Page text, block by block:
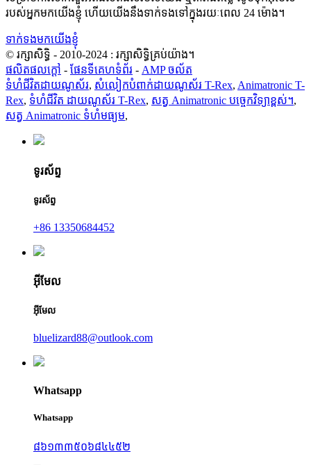
របស់អ្នកមកយើងខ្ញុំ ហើយយើងនឹងទាក់ទងទៅក្នុងរយៈពេល 24 ម៉ោង។
ទាក់ទងមកយើងខ្ញុំ
© រក្សាសិទ្ធិ - 2010-2024 : រក្សាសិទ្ធិគ្រប់យ៉ាង។
ផលិតផលក្តៅ - ផែនទីគេហទំព័រ - AMP ចល័ត
ទំហំជីវិតដាយណូស័រ, សំលៀកបំពាក់ដាយណូស័រ T-Rex, Animatronic T-
Rex, ទំហំជីវិត ដាយណូស័រ T-Rex, សត្វ Animatronic បច្ចេកវិទ្យាខ្ពស់។,
សត្វ Animatronic ទំហំមធ្យម,
ទូរស័ព្ទ
ទូរស័ព្ទ
+86 13350684452
អ៊ីមែល
អ៊ីមែល
bluelizard88@outlook.com
Whatsapp
Whatsapp
៨៦១៣៣៥០៦៨៤៤៥២